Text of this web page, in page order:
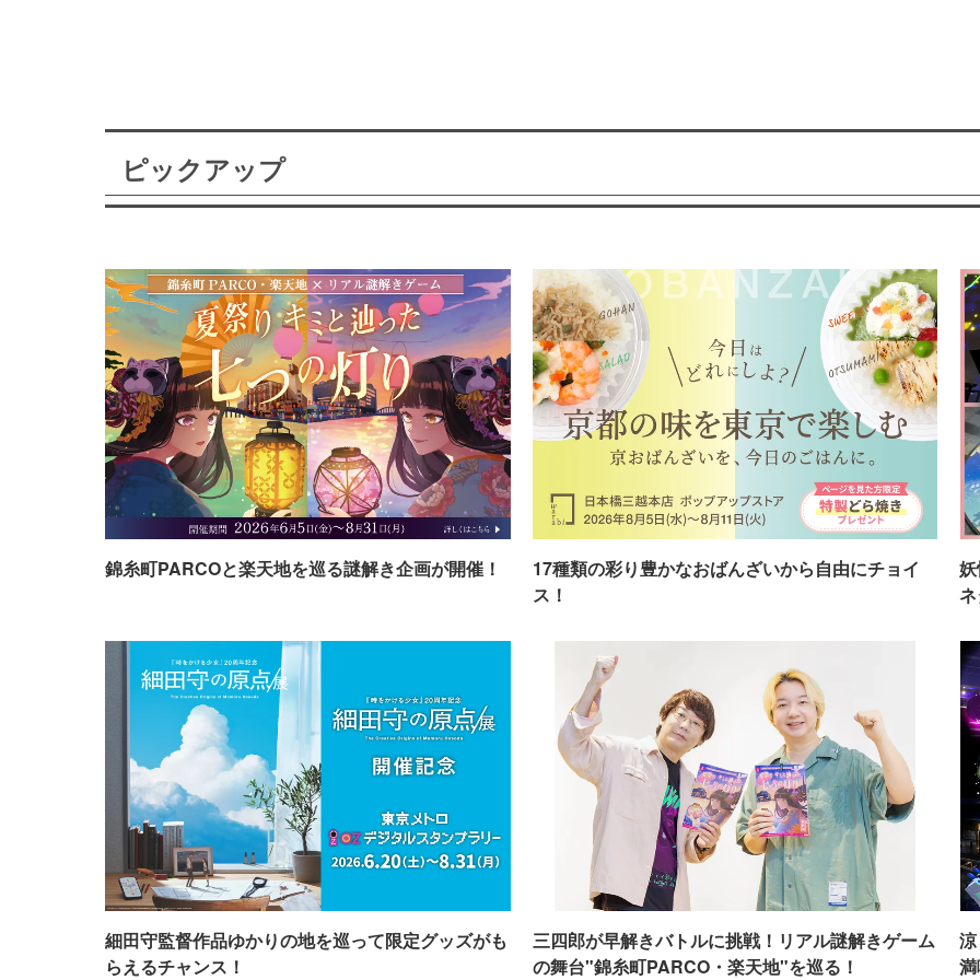
ピックアップ
錦糸町PARCOと楽天地を巡る謎解き企画が開催！
17種類の彩り豊かなおばんざいから自由にチョイ
ス！
細田守監督作品ゆかりの地を巡って限定グッズがも
らえるチャンス！
三四郎が早解きバトルに挑戦！リアル謎解きゲーム
の舞台"錦糸町PARCO・楽天地"を巡る！